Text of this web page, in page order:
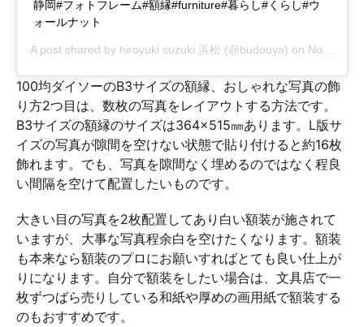
静岡#フォトフレーム#額縁#furniture#暮らし#くらし#ウ
ォールナット
A post shared by hiroyuki suzuki 浜松 (@budouya) on Nov 14, 2018 at 5:21am PST
100均ダイソーのB3サイズの額縁、おしゃれな写真の飾
り方2つ目は、数枚の写真をレイアウトする方法です。
B3サイズの額縁のサイズは364×515㎜あります。L版サ
イズの写真が隙間を空けない状態で貼り付けると約16枚
飾れます。でも、写真を隙間なく埋めるのではなく程良
い間隔を空けて配置したいものです。
大きい目の写真を2枚配置してあり白い額装が施されて
いますが、大事な写真程余白を空けたくなります。額装
も本来なら額装のプロにお願いすればとても良い仕上が
りになります。自分で額装をしたい場合は、文具店で一
枚ずつばら売りしている和紙や厚めの画用紙で額装する
のもおすすめです。